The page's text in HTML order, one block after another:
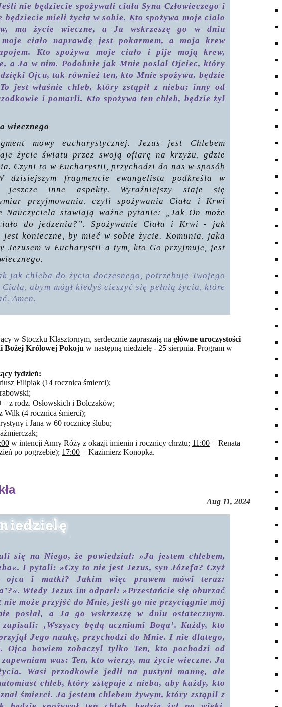
nie będziecie spożywali ciała Syna Człowieczego i
mieli życia w sobie. Kto spożywa moje ciało
ma życie wieczne, a Ja wskrzeszę go w dniu
moje ciało naprawdę jest pokarmem, a moja krew
Kto spożywa moje ciało i pije moją krew,
a Ja w nim. Podobnie jak Mnie posłał Ojciec, który
Ojcu, tak również ten, kto Mnie spożywa, będzie
jest właśnie chleb, który zstąpił z nieba; inny od
i pomarli. Kto spożywa ten chleb, będzie żył
wiecznego
mowy eucharystycznej. Jezus jest Chlebem
życie światu przez swoją ofiarę na krzyżu, gdzie
Czyni to w Eucharystii, przychodzi do nas w sposób
dzisiejszym fragmencie ewangelista podkreśla w
jeszcze inne aspekty. Wyraźniejszy staje się
przyjmowania, czyli spożywania Ciała i Krwi
Nauczyciela stawiają ważne pytanie: „Jak On może
do jedzenia?”. Spożywanie Ciała i Krwi - jak
jest konieczne, by mieć w sobie życie. Komunia, jaka
Jezusem w Eucharystii a tym, kto Go przyjmuje, jest
jak chleba do życia doczesnego, potrzebuję Twojego
abym mógł kiedyś cieszyć się pełnią życia, które
Amen.
w Stoczku Klasztornym, serdecznie zapraszają na główne uroczystości
Bożej Królowej Pokoju w następną niedzielę - 25 sierpnia. Program w
tydzień:
Filipiak (14 rocznica śmierci);
z rodz. Osłowskich i Bolczaków;
Wilk (4 rocznica śmierci);
i Jana w 60 rocznicę ślubu;
w intencji Anny Róży z okazji imienin i rocznicy chrztu; 11:00 + Renata
po pogrzebie); 17:00 + Kazimierz Konopka.
Aug 11, 2024
się na Niego, że powiedział: »Ja jestem chlebem,
I pytali: »Czy to nie jest Jezus, syn Józefa? Czyż
ojca i matki? Jakim więc prawem mówi teraz:
Wtedy Jezus im odparł: »Przestańcie się oburzać
nie może przyjść do Mnie, jeśli go nie przyciągnie mój
posłał, a Ja go wskrzeszę w dniu ostatecznym.
‚Wszyscy będą uczniami Boga’. Każdy, kto
Jego naukę, przychodzi do Mnie. I nie dlatego,
Ojca bowiem zobaczył tylko Ten, kto pochodzi od
was: Ten, kto wierzy, ma życie wieczne. Ja
Wasi przodkowie jedli na pustyni mannę, ale
chleb, który zstępuje z nieba, aby każdy, kto
śmierci. Ja jestem chlebem żywym, który zstąpił z